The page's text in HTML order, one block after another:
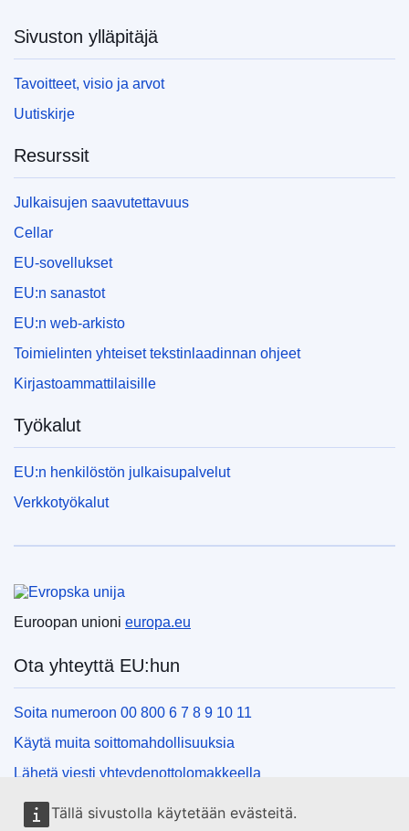
Tällä sivustolla käytetään evästeitä.
Sivuston ylläpitäjä
Tavoitteet, visio ja arvot
Uutiskirje
Resurssit
Julkaisujen saavutettavuus
Cellar
EU-sovellukset
EU:n sanastot
EU:n web-arkisto
Toimielinten yhteiset tekstinlaadinnan ohjeet
Kirjastoammattilaisille
Työkalut
EU:n henkilöstön julkaisupalvelut
Verkkotyökalut
Euroopan unioni europa.eu
Ota yhteyttä EU:hun
Soita numeroon 00 800 6 7 8 9 10 11
Käytä muita soittomahdollisuuksia
Lähetä viesti yhteydenottolomakkeella
Käy EU:n tiedotuspisteessä